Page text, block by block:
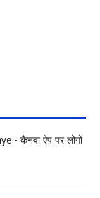
- कैनवा ऐप पर लोगों